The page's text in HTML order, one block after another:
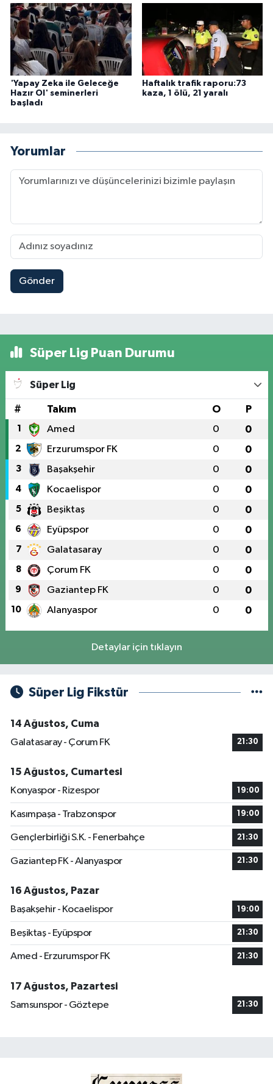
'Yapay Zeka ile Geleceğe
Hazır Ol' seminerleri
başladı
Haftalık trafik raporu:73
kaza, 1 ölü, 21 yaralı
Yorumlar
Gönder
Süper Lig Puan Durumu
Süper Lig
# Takım O P
1 Amed 0 0
2 Erzurumspor FK 0 0
3 Başakşehir 0 0
4 Kocaelispor 0 0
5 Beşiktaş 0 0
6 Eyüpspor 0 0
7 Galatasaray 0 0
8 Çorum FK 0 0
9 Gaziantep FK 0 0
10 Alanyaspor 0 0
Detaylar için tıklayın
Süper Lig Fikstür
14 Ağustos, Cuma
Galatasaray - Çorum FK
21:30
15 Ağustos, Cumartesi
Konyaspor - Rizespor
19:00
Kasımpaşa - Trabzonspor 19:00
Gençlerbirliği S.K. - Fenerbahçe 21:30
Gaziantep FK - Alanyaspor 21:30
16 Ağustos, Pazar
Başakşehir - Kocaelispor
19:00
Beşiktaş - Eyüpspor 21:30
Amed - Erzurumspor FK 21:30
17 Ağustos, Pazartesi
Samsunspor - Göztepe
21:30